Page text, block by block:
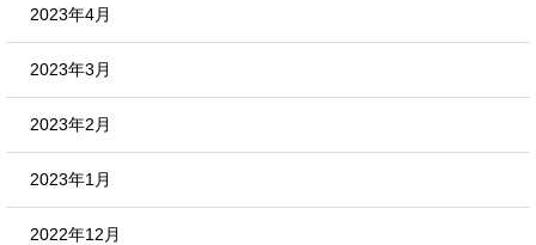
2023年4月
2023年3月
2023年2月
2023年1月
2022年12月